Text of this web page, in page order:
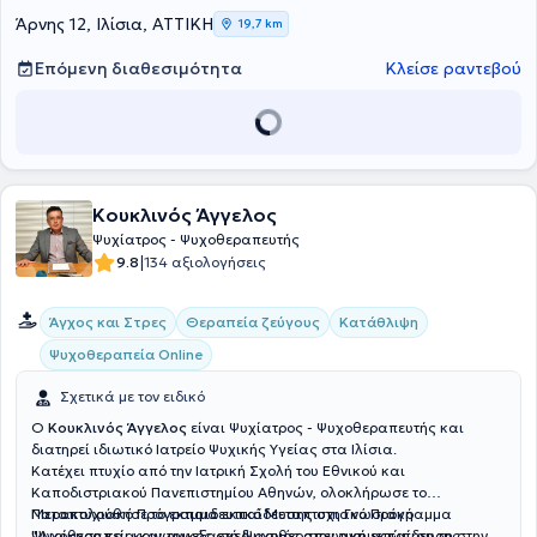
Νοσοκομείο Αθηνών "Ο Ευαγγελισμός". Τέλος, συμμετέχει συνεχώς
σε σεμινάρια, επιστημονικά πανελλήνια συνέδρια και ημερίδες,
στοχεύοντας στη διαρκή επιμόρφωση και άρτια κατάρτιση στον
Άρνης 12, Ιλίσια, ΑΤΤΙΚΗ 19,7 km
Επόμενη διαθεσιμότητα Κλείσε ραντεβού
Κουκλινός Άγγελος
Ψυχίατρος - Ψυχοθεραπευτής
9.8|134 αξιολογήσεις
Άγχος και Στρες Θεραπεία ζεύγους
Κατάθλιψη
Ψυχοθεραπεία Online
Σχετικά με τον ειδικό
Ο Κουκλινός Άγγελος είναι Ψυχίατρος - Ψυχοθεραπευτής και
διατηρεί ιδιωτικό Ιατρείο Ψυχικής Υγείας στα Ιλίσια.
Κατέχει πτυχίο από την Ιατρική Σχολή του Εθνικού και
Καποδιστριακού Πανεπιστημίου Αθηνών, ολοκλήρωσε το
Μεταπτυχιακό Πρόγραμμα εκπαίδευσης στη Γνωσιακή
Παρακολούθησε το εκπαιδευτικό Μεταπτυχιακό Πρόγραμμα